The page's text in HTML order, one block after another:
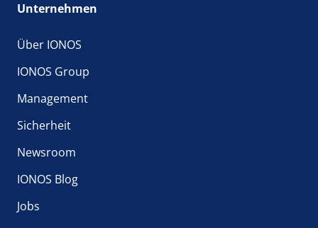
Unternehmen
Über IONOS
IONOS Group
Management
Sicherheit
Newsroom
IONOS Blog
Jobs